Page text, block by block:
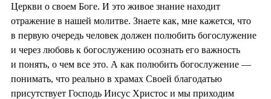
Церкви о своем Боге. И это живое знание находит
отражение в нашей молитве. Знаете как, мне кажется, что
в первую очередь человек должен полюбить богослужение
и через любовь к богослужению осознать его важность
и понять, о чем все это. А как полюбить богослужение —
понимать, что реально в храмах Своей благодатью
присутствует Господь Иисус Христос и мы приходим